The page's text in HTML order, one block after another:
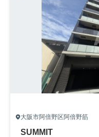
大阪市阿倍野区阿倍野筋
SUMMIT